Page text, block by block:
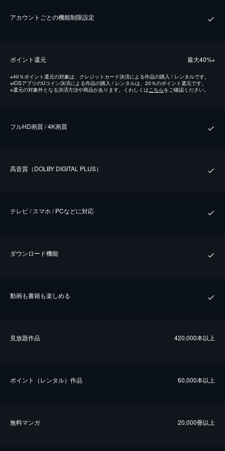
アカウントごとの機能制限設定
ポイント還元 最⼤40%※
※40％ポイント還元の対象は、クレジットカード決済による作品の購入 / レンタルです。
※iOSアプリのUコイン決済による作品の購入 / レンタルは、20％のポイント還元です。
※還元の対象外となる決済方法や商品があります。くわしくはこちらをご確認ください。
フルHD画質 / 4K画質
⾼⾳質（DOLBY DIGITAL PLUS）
テレビ / スマホ / PCなどに対応
ダウンロード機能
動画も書籍も楽しめる
⾒放題作品 420,000本以上
ポイント（レンタル）作品 60,000本以上
無料マンガ 20,000冊以上